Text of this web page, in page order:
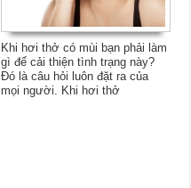
Khi hơi thở có mùi bạn phải làm
gì để cải thiện tình trạng này?
Đó là câu hỏi luôn đặt ra của
mọi người. Khi hơi thở